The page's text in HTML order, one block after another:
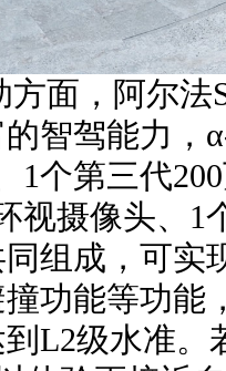
面，阿尔法
智驾能力，
1个第三代
视摄像头、1
组成，可实
功能等功能
L2级水准。